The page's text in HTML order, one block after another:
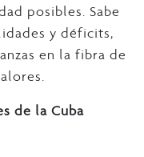
posibles. Sabe
y déficits,
en la fibra de
de la Cuba